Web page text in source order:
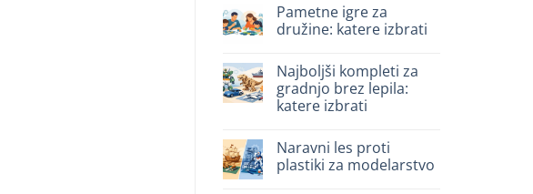
na
Dinosauro
3D
quale
scegliere
Pametne igre za
družine: katere izbrati
na
Giochi
intelligenti
per
scegliere
Najboljši kompleti za
gradnjo brez lepila:
katere izbrati
na
Migliori
kit
Naravni les proti
plastiki za modelarstvo